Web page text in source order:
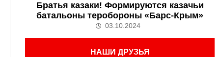
Братья казаки! Формируются казачьи
батальоны теробороны «Барс-Крым»
03.10.2024
НАШИ ДРУЗЬЯ